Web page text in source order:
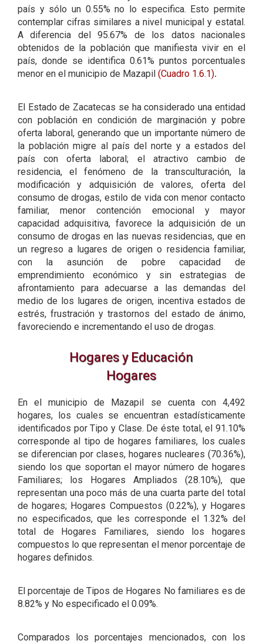
país y sólo un 0.55% no lo especifica. Esto permite
contemplar cifras similares a nivel municipal y estatal.
A diferencia del 95.67% de los datos nacionales
obtenidos de la población que manifiesta vivir en el
país, donde se identifica 0.61% puntos porcentuales
menor en el municipio de Mazapil (Cuadro 1.6.1).
El Estado de Zacatecas se ha considerado una entidad
con población en condición de marginación y pobre
oferta laboral, generando que un importante número de
la población migre al país del norte y a estados del
país con oferta laboral; el atractivo cambio de
residencia, el fenómeno de la transculturación, la
modificación y adquisición de valores, oferta del
consumo de drogas, estilo de vida con menor contacto
familiar, menor contención emocional y mayor
capacidad adquisitiva, favorece la adquisición de un
consumo de drogas en las nuevas residencias, que en
un regreso a lugares de origen o residencia familiar,
con la asunción de pobre capacidad de
emprendimiento económico y sin estrategias de
afrontamiento para adecuarse a las demandas del
medio de los lugares de origen, incentiva estados de
estrés, frustración y trastornos del estado de ánimo,
favoreciendo e incrementando el uso de drogas.
Hogares y Educación
Hogares
En el municipio de Mazapil se cuenta con 4,492
hogares, los cuales se encuentran estadísticamente
identificados por Tipo y Clase. De éste total, el 91.10%
corresponde al tipo de hogares familiares, los cuales
se diferencian por clases, hogares nucleares (70.36%),
siendo los que soportan el mayor número de hogares
Familiares; los Hogares Ampliados (28.10%), que
representan una poco más de una cuarta parte del total
de hogares; Hogares Compuestos (0.22%), y Hogares
no especificados, que les corresponde el 1.32% del
total de Hogares Familiares, siendo los hogares
compuestos lo que representan el menor porcentaje de
hogares definidos.
El porcentaje de Tipos de Hogares No familiares es de
8.82% y No especificado el 0.09%.
Comparados los porcentajes mencionados, con los